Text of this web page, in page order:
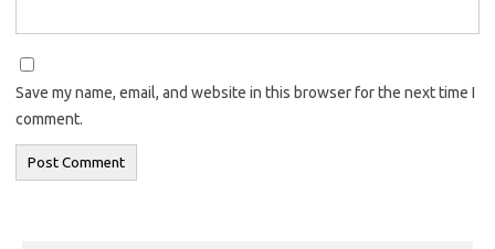
Save my name, email, and website in this browser for the next time I
comment.